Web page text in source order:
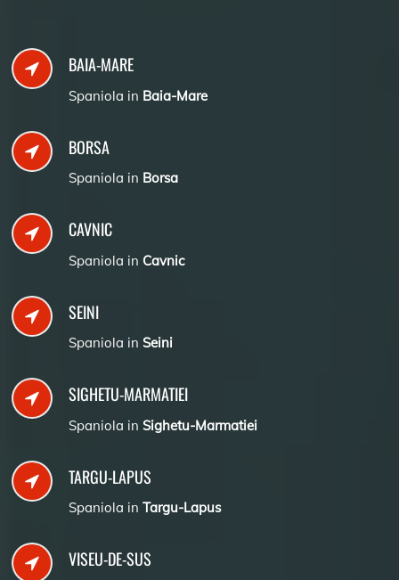
BAIA-MARE
Spaniola in Baia-Mare
BORSA
Spaniola in Borsa
CAVNIC
Spaniola in Cavnic
SEINI
Spaniola in Seini
SIGHETU-MARMATIEI
Spaniola in Sighetu-Marmatiei
TARGU-LAPUS
Spaniola in Targu-Lapus
VISEU-DE-SUS